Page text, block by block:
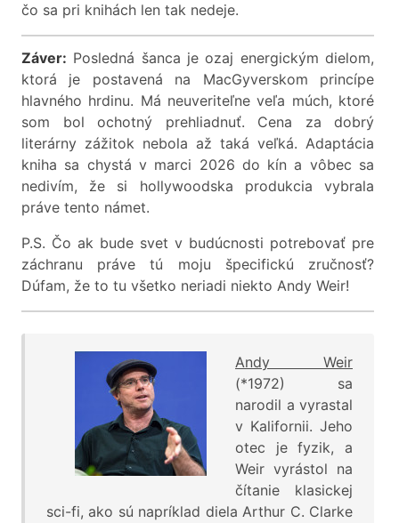
čo sa pri knihách len tak nedeje.
Záver: Posledná šanca je ozaj energickým dielom,
ktorá je postavená na MacGyverskom princípe
hlavného hrdinu. Má neuveriteľne veľa múch, ktoré
som bol ochotný prehliadnuť. Cena za dobrý
literárny zážitok nebola až taká veľká. Adaptácia
kniha sa chystá v marci 2026 do kín a vôbec sa
nedivím, že si hollywoodska produkcia vybrala
práve tento námet.
P.S. Čo ak bude svet v budúcnosti potrebovať pre
záchranu práve tú moju špecifickú zručnosť?
Dúfam, že to tu všetko neriadi niekto Andy Weir!
Andy Weir
(*1972) sa
narodil a vyrastal
v Kalifornii. Jeho
otec je fyzik, a
Weir vyrástol na
čítanie klasickej
sci-fi, ako sú napríklad diela Arthur C. Clarke